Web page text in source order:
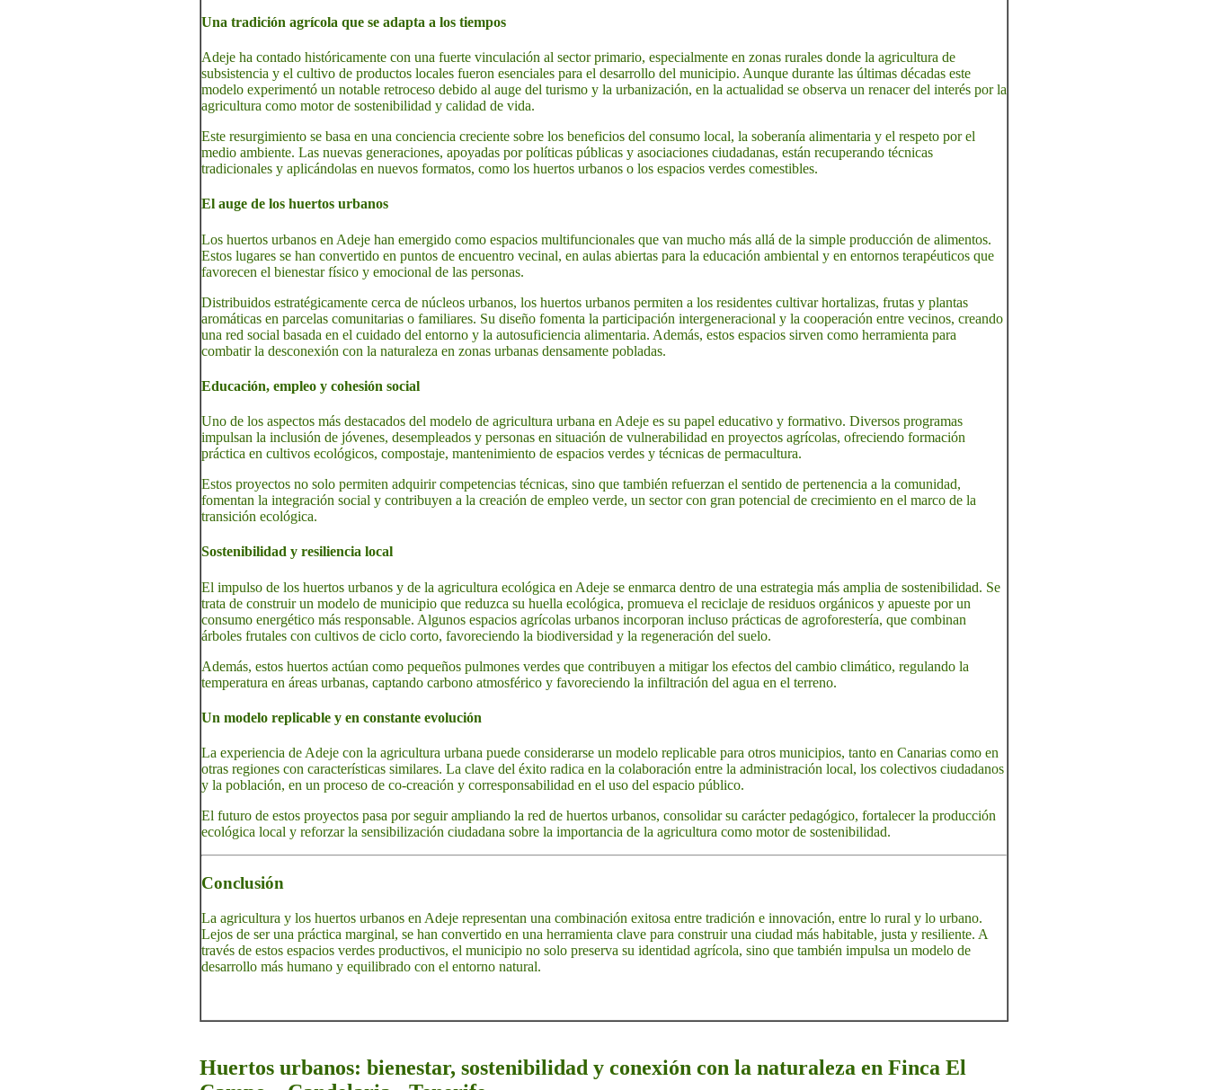
Una tradición agrícola que se adapta a los tiempos
Adeje ha contado históricamente con una fuerte vinculación al sector primario, especialmente en zonas rurales donde la agricultura de
subsistencia y el cultivo de productos locales fueron esenciales para el desarrollo del municipio. Aunque durante las últimas décadas este
modelo experimentó un notable retroceso debido al auge del turismo y la urbanización, en la actualidad se observa un renacer del interés por la
agricultura como motor de sostenibilidad y calidad de vida.
Este resurgimiento se basa en una conciencia creciente sobre los beneficios del consumo local, la soberanía alimentaria y el respeto por el
medio ambiente. Las nuevas generaciones, apoyadas por políticas públicas y asociaciones ciudadanas, están recuperando técnicas
tradicionales y aplicándolas en nuevos formatos, como los huertos urbanos o los espacios verdes comestibles.
El auge de los huertos urbanos
Los huertos urbanos en Adeje han emergido como espacios multifuncionales que van mucho más allá de la simple producción de alimentos.
Estos lugares se han convertido en puntos de encuentro vecinal, en aulas abiertas para la educación ambiental y en entornos terapéuticos que
favorecen el bienestar físico y emocional de las personas.
Distribuidos estratégicamente cerca de núcleos urbanos, los huertos urbanos permiten a los residentes cultivar hortalizas, frutas y plantas
aromáticas en parcelas comunitarias o familiares. Su diseño fomenta la participación intergeneracional y la cooperación entre vecinos, creando
una red social basada en el cuidado del entorno y la autosuficiencia alimentaria. Además, estos espacios sirven como herramienta para
combatir la desconexión con la naturaleza en zonas urbanas densamente pobladas.
Educación, empleo y cohesión social
Uno de los aspectos más destacados del modelo de agricultura urbana en Adeje es su papel educativo y formativo. Diversos programas
impulsan la inclusión de jóvenes, desempleados y personas en situación de vulnerabilidad en proyectos agrícolas, ofreciendo formación
práctica en cultivos ecológicos, compostaje, mantenimiento de espacios verdes y técnicas de permacultura.
Estos proyectos no solo permiten adquirir competencias técnicas, sino que también refuerzan el sentido de pertenencia a la comunidad,
fomentan la integración social y contribuyen a la creación de empleo verde, un sector con gran potencial de crecimiento en el marco de la
transición ecológica.
Sostenibilidad y resiliencia local
El impulso de los huertos urbanos y de la agricultura ecológica en Adeje se enmarca dentro de una estrategia más amplia de sostenibilidad. Se
trata de construir un modelo de municipio que reduzca su huella ecológica, promueva el reciclaje de residuos orgánicos y apueste por un
consumo energético más responsable. Algunos espacios agrícolas urbanos incorporan incluso prácticas de agroforestería, que combinan
árboles frutales con cultivos de ciclo corto, favoreciendo la biodiversidad y la regeneración del suelo.
Además, estos huertos actúan como pequeños pulmones verdes que contribuyen a mitigar los efectos del cambio climático, regulando la
temperatura en áreas urbanas, captando carbono atmosférico y favoreciendo la infiltración del agua en el terreno.
Un modelo replicable y en constante evolución
La experiencia de Adeje con la agricultura urbana puede considerarse un modelo replicable para otros municipios, tanto en Canarias como en
otras regiones con características similares. La clave del éxito radica en la colaboración entre la administración local, los colectivos ciudadanos
y la población, en un proceso de co-creación y corresponsabilidad en el uso del espacio público.
El futuro de estos proyectos pasa por seguir ampliando la red de huertos urbanos, consolidar su carácter pedagógico, fortalecer la producción
ecológica local y reforzar la sensibilización ciudadana sobre la importancia de la agricultura como motor de sostenibilidad.
Conclusión
La agricultura y los huertos urbanos en Adeje representan una combinación exitosa entre tradición e innovación, entre lo rural y lo urbano.
Lejos de ser una práctica marginal, se han convertido en una herramienta clave para construir una ciudad más habitable, justa y resiliente. A
través de estos espacios verdes productivos, el municipio no solo preserva su identidad agrícola, sino que también impulsa un modelo de
desarrollo más humano y equilibrado con el entorno natural.
Huertos urbanos: bienestar, sostenibilidad y conexión con la naturaleza en Finca El